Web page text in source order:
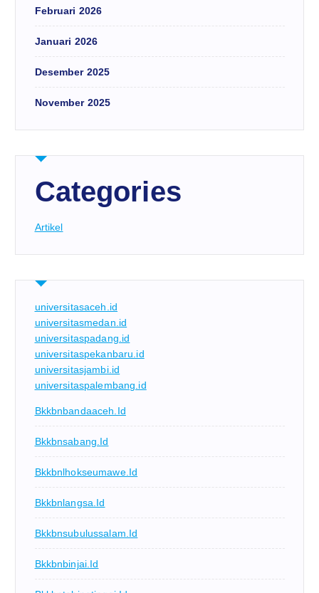
Februari 2026
Januari 2026
Desember 2025
November 2025
Categories
Artikel
universitasaceh.id
universitasmedan.id
universitaspadang.id
universitaspekanbaru.id
universitasjambi.id
universitaspalembang.id
Bkkbnbandaaceh.id
Bkkbnsabang.id
Bkkbnlhokseumawe.id
Bkkbnlangsa.id
Bkkbnsubulussalam.id
Bkkbnbinjai.id